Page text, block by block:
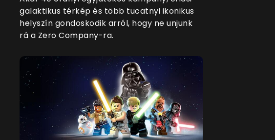
galaktikus térkép és több tucatnyi ikonikus
helyszín gondoskodik arról, hogy ne unjunk
rá a Zero Company-ra.